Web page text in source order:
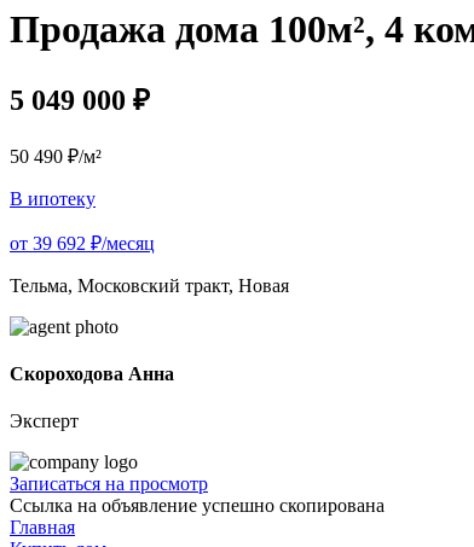
Продажа дома 100м², 4
5 049 000 ₽
50 490 ₽/м²
В ипотеку
от 39 692 ₽/месяц
Тельма, Московский тракт, Новая
Скороходова Анна
Эксперт
Записаться на просмотр
Ссылка на объявление успешно скопирована
Главная